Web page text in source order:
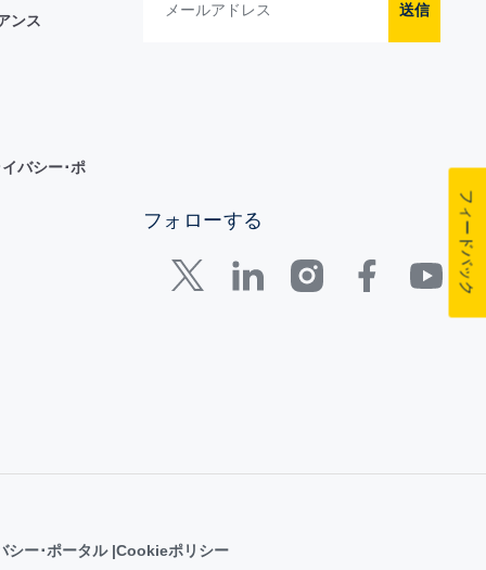
ンス
バシー･ポ
送信
フォローする
シー･ポータル Cookieポリシー
フィードバック